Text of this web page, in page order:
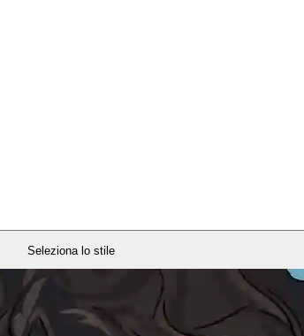
Seleziona lo stile